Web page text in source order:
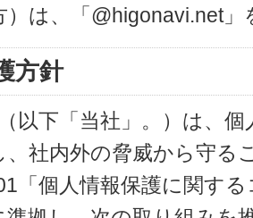
）は、「@higonavi.net
方針
以下「当社」。）は、
、社内外の脅威から守る
「個人情報保護に関す